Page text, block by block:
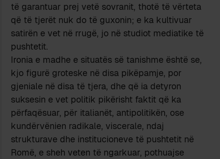
të garantuar prej vetë sovranit, thotë të vërteta
që të tjerët nuk do të guxonin; e ka kultivuar
satirën e vet në rrugë, jo në studiot mediatike të
pushtetit.
Ironia e madhe e situatës së tanishme është se,
kjo figurë groteske në disa pikëpamje, por
gjeniale në disa të tjera, dhe që ia detyron
suksesin e vet politik pikërisht faktit që ka
përfaqësuar, për italianët, antipolitikën, ose
kundërvënien radikale, viscerale, ndaj
strukturave dhe institucioneve të pushtetit në
Romë, e sheh veten të ngarkuar, pothuajse